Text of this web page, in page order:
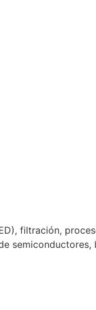
filtración,
semiconductores,